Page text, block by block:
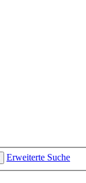
Erweiterte Suche